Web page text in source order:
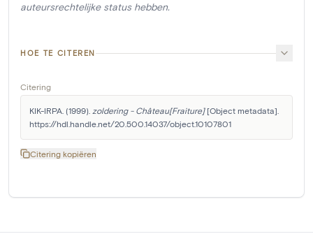
auteursrechtelijke status hebben.
HOE TE CITEREN
Citering
KIK-IRPA. (1999). zoldering - Château[Fraiture] [Object metadata].
https://hdl.handle.net/20.500.14037/object.10107801
Citering kopiëren